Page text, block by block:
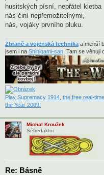
husitských písní, nepřátel kletba
nás činí nepřemožitelnými,
nás, vojáky prvního pluku.
Zbraně a vojenská technika a menší
jsem i na Shinigami-san . Tam se věnuji
Play Supremacy 1914, the free real-
the Year 2009!
Michal Kroužek
Šéfredaktor
Re: Básně